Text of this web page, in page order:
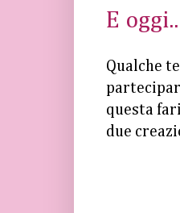
E
Qualche
questa
due